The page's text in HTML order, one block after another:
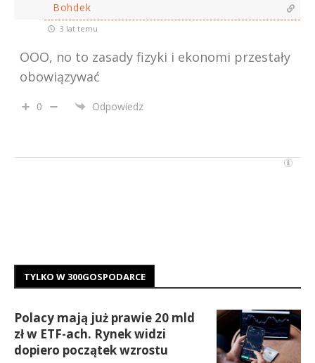
Bohdek
3 lat temu
OOO, no to zasady fizyki i ekonomi przestały
obowiązywać
0 Odpowiedz
TYLKO W 300GOSPODARCE
Polacy mają już prawie 20 mld
zł w ETF-ach. Rynek widzi
dopiero początek wzrostu